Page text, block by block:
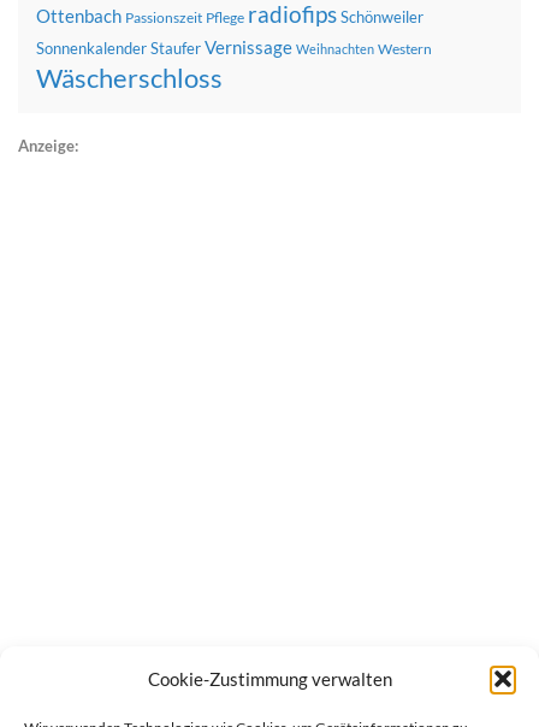
Cookie-Zustimmung verwalten
Ottenbach Passionszeit Pflege radiofipsSchönweiler
SonnenkalenderStauferVernissage Weihnachten Western
Wäscherschloss
Anzeige: